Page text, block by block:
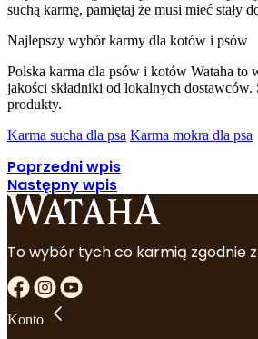
suchą karmę, pamiętaj że musi mieć stały
Najlepszy wybór karmy dla kotów i psów
Polska karma dla psów i kotów Wataha to
jakości składniki od lokalnych dostawców.
produkty.
Karma sucha dla psa Karma mokra dla psa
Poprzedni wpis
Następny wpis
To wybór tych co karmią zgodnie
Konto